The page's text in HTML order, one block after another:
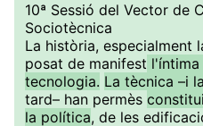
10ª Sessió del Vector de
Sociotècnica
La història, especialment
posat de manifest
tecnologia. La tècnica –i
tard– han permès
la política, de les